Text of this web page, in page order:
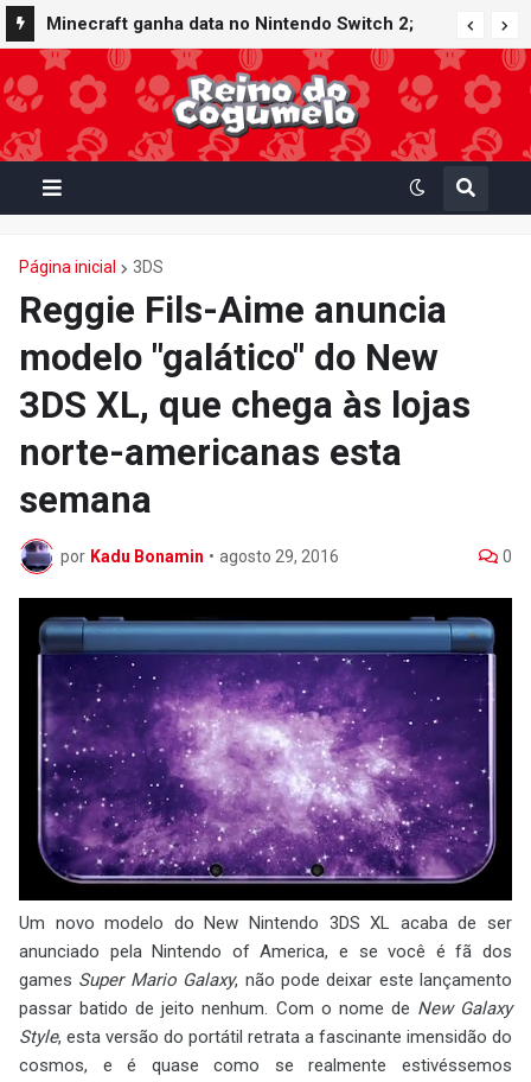
Minecraft ganha data no Nintendo Switch 2;
Super Mario Mash-Up receberá atualização
gráfica exclusiva
Página inicial 3DS
Reggie Fils-Aime anuncia
modelo "galático" do New
3DS XL, que chega às lojas
norte-americanas esta
semana
por Kadu Bonamin • agosto 29, 2016 0
Um novo modelo do New Nintendo 3DS XL acaba de ser
anunciado pela Nintendo of America, e se você é fã dos
games Super Mario Galaxy, não pode deixar este lançamento
passar batido de jeito nenhum. Com o nome de New Galaxy
Style, esta versão do portátil retrata a fascinante imensidão do
cosmos, e é quase como se realmente estivéssemos